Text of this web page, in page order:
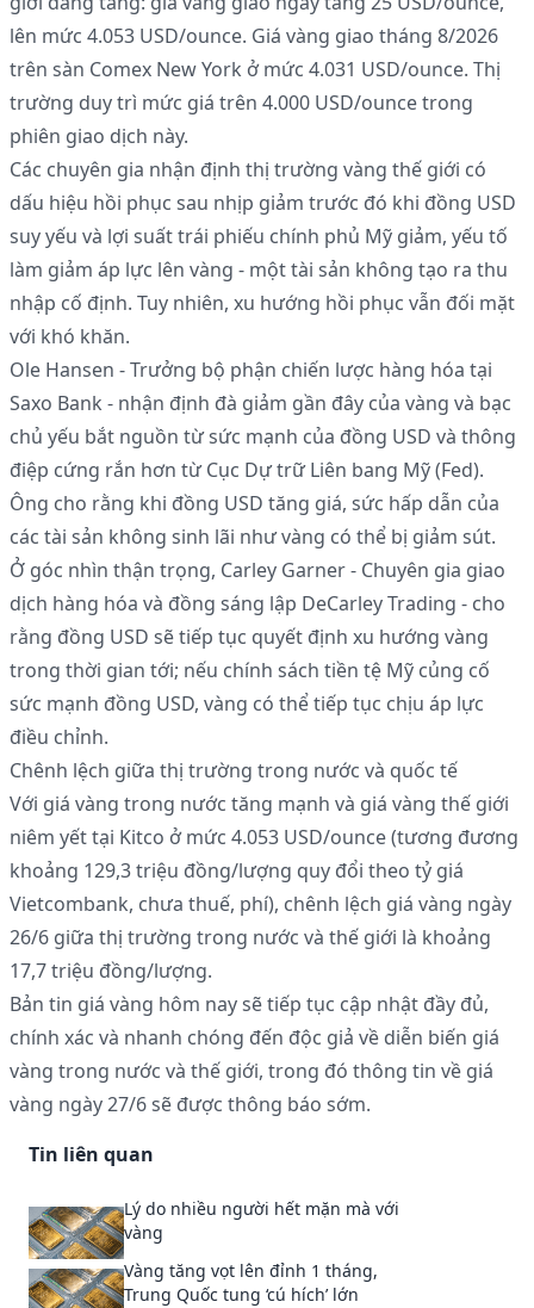
lên mức 4.053 USD/ounce. Giá vàng giao tháng 8/2026
trên sàn Comex New York ở mức 4.031 USD/ounce. Thị
trường duy trì mức giá trên 4.000 USD/ounce trong
phiên giao dịch này.
Các chuyên gia nhận định thị trường vàng thế giới có
dấu hiệu hồi phục sau nhịp giảm trước đó khi đồng USD
suy yếu và lợi suất trái phiếu chính phủ Mỹ giảm, yếu tố
làm giảm áp lực lên vàng - một tài sản không tạo ra thu
nhập cố định. Tuy nhiên, xu hướng hồi phục vẫn đối mặt
với khó khăn.
Ole Hansen - Trưởng bộ phận chiến lược hàng hóa tại
Saxo Bank - nhận định đà giảm gần đây của vàng và bạc
chủ yếu bắt nguồn từ sức mạnh của đồng USD và thông
điệp cứng rắn hơn từ Cục Dự trữ Liên bang Mỹ (Fed).
Ông cho rằng khi đồng USD tăng giá, sức hấp dẫn của
các tài sản không sinh lãi như vàng có thể bị giảm sút.
Ở góc nhìn thận trọng, Carley Garner - Chuyên gia giao
dịch hàng hóa và đồng sáng lập DeCarley Trading - cho
rằng đồng USD sẽ tiếp tục quyết định xu hướng vàng
trong thời gian tới; nếu chính sách tiền tệ Mỹ củng cố
sức mạnh đồng USD, vàng có thể tiếp tục chịu áp lực
điều chỉnh.
Chênh lệch giữa thị trường trong nước và quốc tế
Với giá vàng trong nước tăng mạnh và giá vàng thế giới
niêm yết tại Kitco ở mức 4.053 USD/ounce (tương đương
khoảng 129,3 triệu đồng/lượng quy đổi theo tỷ giá
Vietcombank, chưa thuế, phí), chênh lệch giá vàng ngày
26/6 giữa thị trường trong nước và thế giới là khoảng
17,7 triệu đồng/lượng.
Bản tin giá vàng hôm nay sẽ tiếp tục cập nhật đầy đủ,
chính xác và nhanh chóng đến độc giả về diễn biến giá
vàng trong nước và thế giới, trong đó thông tin về giá
vàng ngày 27/6 sẽ được thông báo sớm.
Tin liên quan
Lý do nhiều người hết mặn mà với
vàng
Vàng tăng vọt lên đỉnh 1 tháng,
Trung Quốc tung ‘cú hích’ lớn